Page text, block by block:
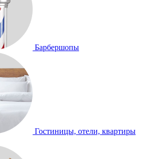
Барбершопы
Гостиницы, отели, квартиры